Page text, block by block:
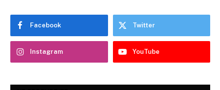
Facebook Twitter
Instagram YouTube